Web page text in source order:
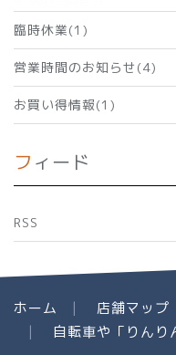
臨時休業(1)
営業時間のお知らせ(4)
お買い得情報(1)
フィード
RSS
ホーム 店舗マップ
自転車や「りんり